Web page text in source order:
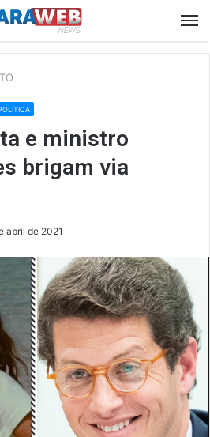
e ministro
brigam via
abril de 2021